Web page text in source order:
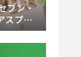
ブン・
スプレ
える種